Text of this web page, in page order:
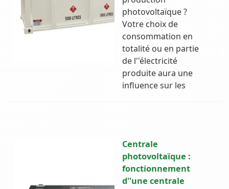
photovoltaïque ?
Votre choix de
consommation en
totalité ou en partie
de l''électricité
produite aura une
influence sur les
Centrale
photovoltaïque :
fonctionnement
d''une centrale